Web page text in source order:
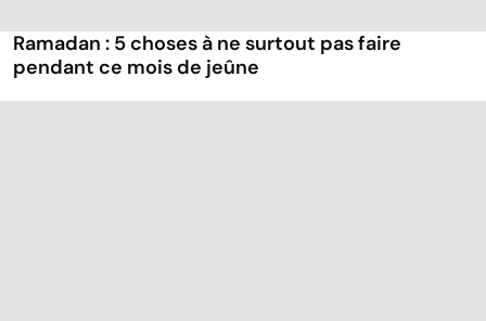
Ramadan : 5 choses à ne surtout pas faire
pendant ce mois de jeûne